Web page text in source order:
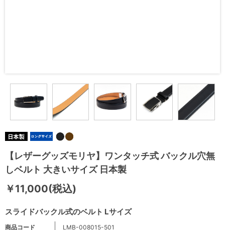
【レザーグッズモリヤ】ワンタッチ式 バックル穴無
しベルト 大きいサイズ 日本製
スライドバックル式のベルト Lサイズ
￥11,000(税込)
商品コード
LMB-008015-501